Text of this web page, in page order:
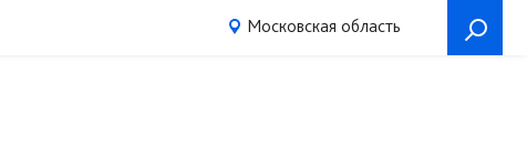
Московская область